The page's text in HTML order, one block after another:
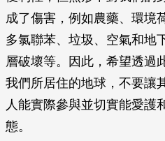
成了傷害，例如農藥、環境
多氯聯苯、垃圾、空氣和地
層破壞等。因此，希望透過
我們所居住的地球，不要讓
人能實際參與並切實能愛護
態。